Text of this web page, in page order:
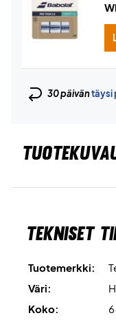
30 päiväntäysi
Tekniset
Tuotemerkki:
Väri:
Koko: